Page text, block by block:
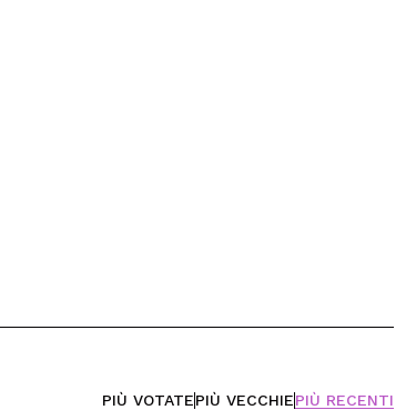
PIÙ VOTATEPIÙ VECCHIEPIÙ RECENTI